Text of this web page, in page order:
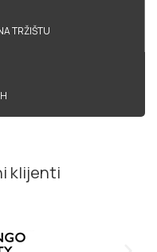
TRŽIŠTU
klijenti